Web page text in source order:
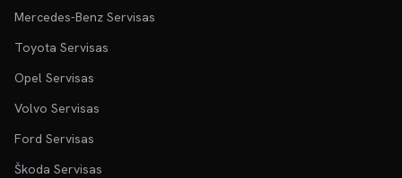
Mercedes-Benz Servisas
Toyota Servisas
Opel Servisas
Volvo Servisas
Ford Servisas
Škoda Servisas